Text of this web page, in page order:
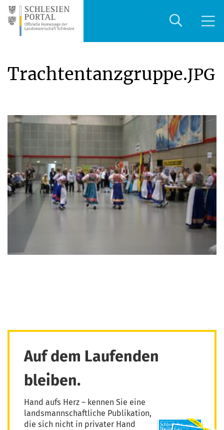
Trachtentanzgruppe.JPG
Auf dem Laufenden
bleiben.
Hand aufs Herz – kennen Sie eine
landsmannschaftliche Publikation,
die sich nicht in privater Hand